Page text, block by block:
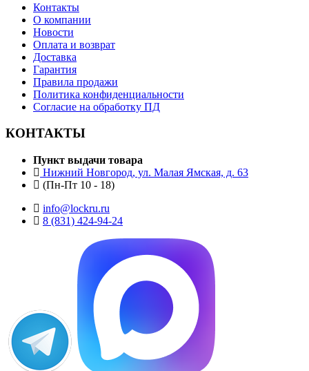
Контакты
О компании
Новости
Оплата и возврат
Доставка
Гарантия
Правила продажи
Политика конфиденциальности
Согласие на обработку ПД
КОНТАКТЫ
Пункт выдачи товара
Нижний Новгород, ул. Малая Ямская, д. 63
(Пн-Пт 10 - 18)
info@lockru.ru
8 (831) 424-94-24